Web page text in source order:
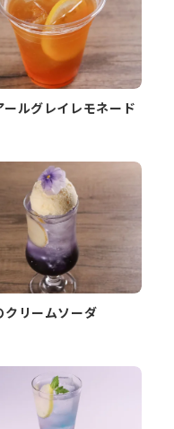
ールグレイレモネード
クリームソーダ